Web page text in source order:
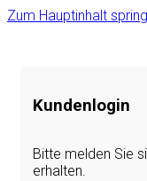
Zum Hauptinhalt
Kundenlogin
Bitte melden Sie
erhalten.